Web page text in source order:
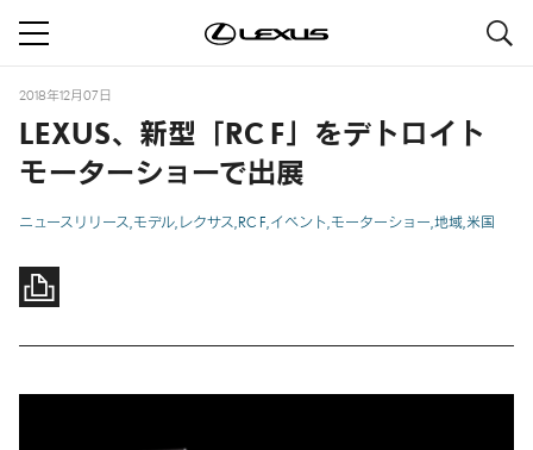
2018年12月07日
LEXUS、新型「RC F」をデトロイト
モーターショーで出展
ニュースリリース モデル レクサス RC F イベント モーターショー 地域 米国